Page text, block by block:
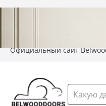
Официальный сайт